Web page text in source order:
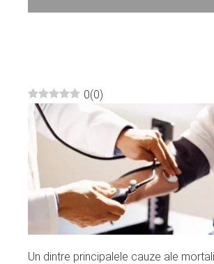
0(0)
Un dintre principalele cauze ale